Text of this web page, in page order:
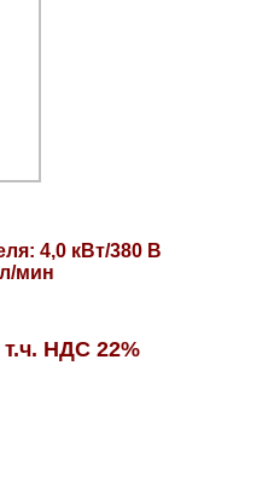
4,0 кВт/380 В
мин
НДС 22%